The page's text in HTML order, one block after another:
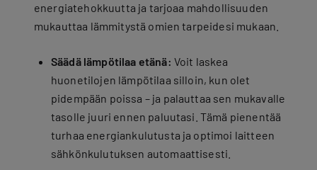
energiatehokkuutta ja tarjoaa mahdollisuuden
mukauttaa lämmitystä omien tarpeidesi mukaan.
Säädä lämpötilaa etänä: Voit laskea
huonetilojen lämpötilaa silloin, kun olet
pidempään poissa – ja palauttaa sen mukavalle
tasolle juuri ennen paluutasi. Tämä pienentää
turhaa energiankulutusta ja optimoi laitteen
sähkönkulutuksen automaattisesti.